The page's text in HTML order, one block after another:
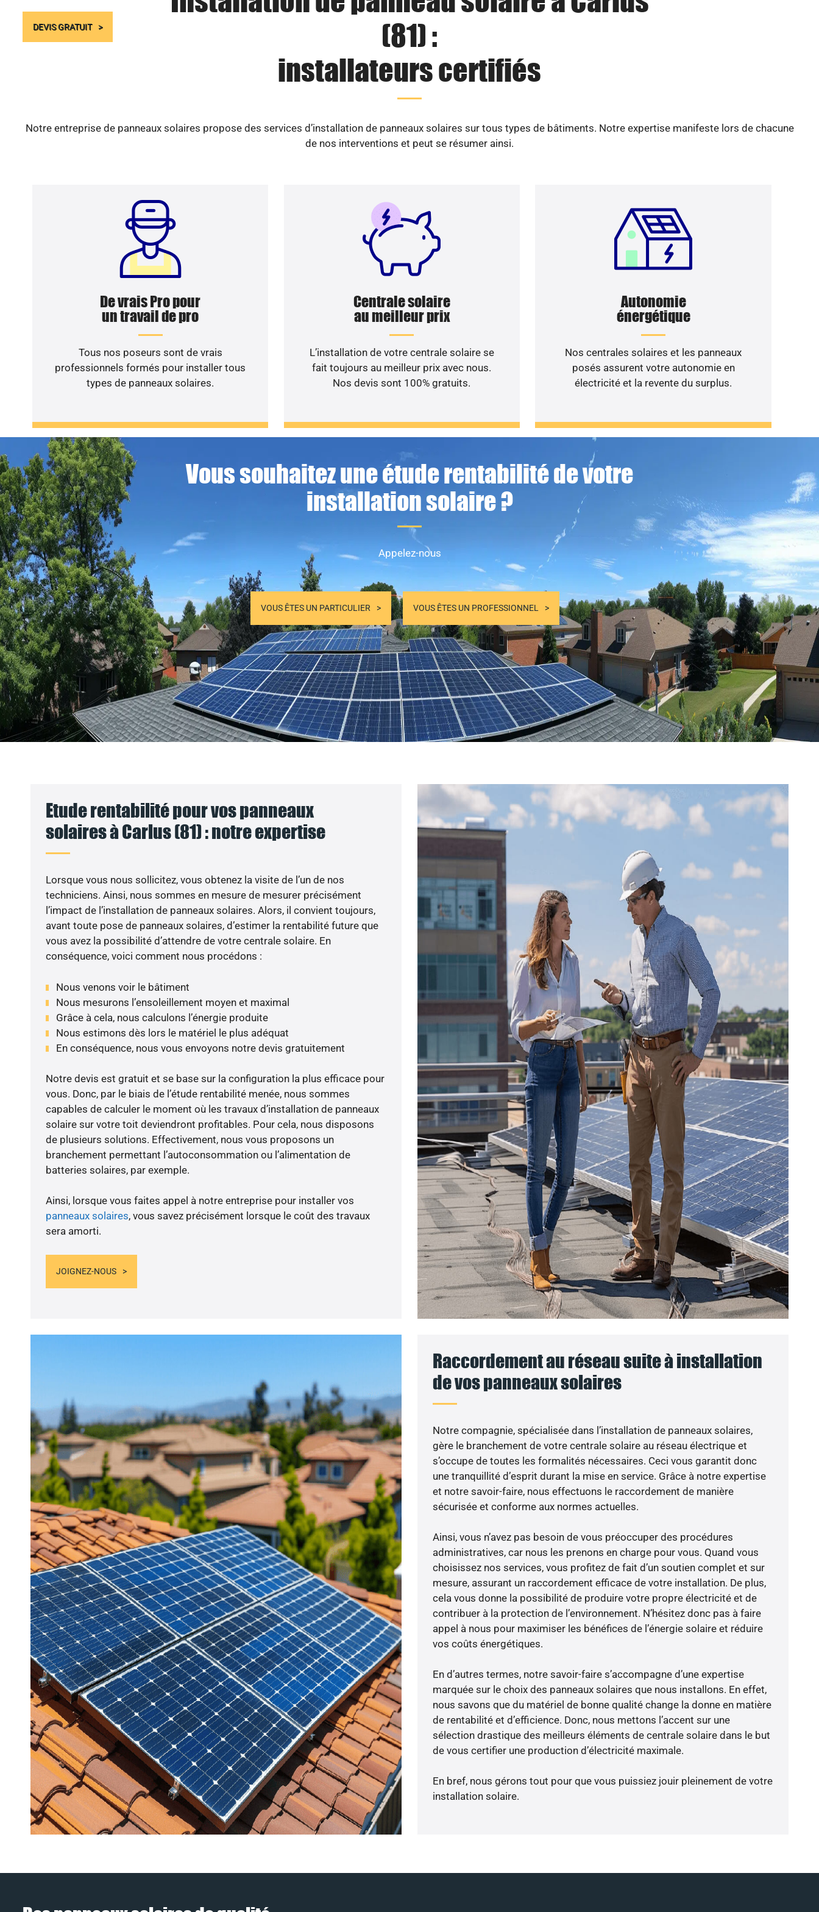
DEVIS GRATUIT
(81) :
installateurs certifiés
Notre entreprise de panneaux solaires propose des services d’installation de panneaux solaires sur tous types de bâtiments. Notre expertise manifeste lors de chacune
de nos interventions et peut se résumer ainsi.
De vrais Pro pour
un travail de pro
Tous nos poseurs sont de vrais
professionnels formés pour installer tous
types de panneaux solaires.
Centrale solaire
au meilleur prix
L’installation de votre centrale solaire se
fait toujours au meilleur prix avec nous.
Nos devis sont 100% gratuits.
Autonomie
énergétique
Nos centrales solaires et les panneaux
posés assurent votre autonomie en
électricité et la revente du surplus.
Vous souhaitez une étude rentabilité de votre
installation solaire ?
Appelez-nous
VOUS ÊTES UN PARTICULIER VOUS ÊTES UN PROFESSIONNEL
Etude rentabilité pour vos panneaux
solaires à Carlus (81) : notre expertise
Lorsque vous nous sollicitez, vous obtenez la visite de l’un de nos
techniciens. Ainsi, nous sommes en mesure de mesurer précisément
l’impact de l’installation de panneaux solaires. Alors, il convient toujours,
avant toute pose de panneaux solaires, d’estimer la rentabilité future que
vous avez la possibilité d’attendre de votre centrale solaire. En
conséquence, voici comment nous procédons :
Nous venons voir le bâtiment
Nous mesurons l’ensoleillement moyen et maximal
Grâce à cela, nous calculons l’énergie produite
Nous estimons dès lors le matériel le plus adéquat
En conséquence, nous vous envoyons notre devis gratuitement
Notre devis est gratuit et se base sur la configuration la plus efficace pour
vous. Donc, par le biais de l’étude rentabilité menée, nous sommes
capables de calculer le moment où les travaux d’installation de panneaux
solaire sur votre toit deviendront profitables. Pour cela, nous disposons
de plusieurs solutions. Effectivement, nous vous proposons un
branchement permettant l’autoconsommation ou l’alimentation de
batteries solaires, par exemple.
Ainsi, lorsque vous faites appel à notre entreprise pour installer vos
panneaux solaires, vous savez précisément lorsque le coût des travaux
sera amorti.
JOIGNEZ-NOUS
Raccordement au réseau suite à installation
de vos panneaux solaires
Notre compagnie, spécialisée dans l’installation de panneaux solaires,
gère le branchement de votre centrale solaire au réseau électrique et
s’occupe de toutes les formalités nécessaires. Ceci vous garantit donc
une tranquillité d’esprit durant la mise en service. Grâce à notre expertise
et notre savoir-faire, nous effectuons le raccordement de manière
sécurisée et conforme aux normes actuelles.
Ainsi, vous n’avez pas besoin de vous préoccuper des procédures
administratives, car nous les prenons en charge pour vous. Quand vous
choisissez nos services, vous profitez de fait d’un soutien complet et sur
mesure, assurant un raccordement efficace de votre installation. De plus,
cela vous donne la possibilité de produire votre propre électricité et de
contribuer à la protection de l’environnement. N’hésitez donc pas à faire
appel à nous pour maximiser les bénéfices de l’énergie solaire et réduire
vos coûts énergétiques.
En d’autres termes, notre savoir-faire s’accompagne d’une expertise
marquée sur le choix des panneaux solaires que nous installons. En effet,
nous savons que du matériel de bonne qualité change la donne en matière
de rentabilité et d’efficience. Donc, nous mettons l’accent sur une
sélection drastique des meilleurs éléments de centrale solaire dans le but
de vous certifier une production d’électricité maximale.
En bref, nous gérons tout pour que vous puissiez jouir pleinement de votre
installation solaire.